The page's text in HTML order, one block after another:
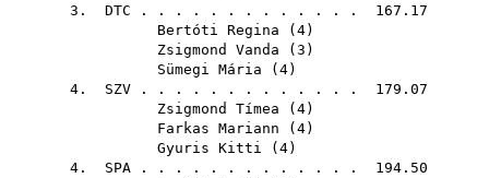
3. DTC . . . . . . . . . . . . . 167.17
Bertóti Regina ( 4)
Zsigmond Vanda ( 3 )
Sümegi Mária ( 4)
4. SZV . . . . . . . . . . . . . 179.07
Zsigmond Tímea ( 4)
Farkas Mariann ( 4)
Gyuris Kitti ( 4)
4. SPA . . . . . . . . . . . . . 194.50